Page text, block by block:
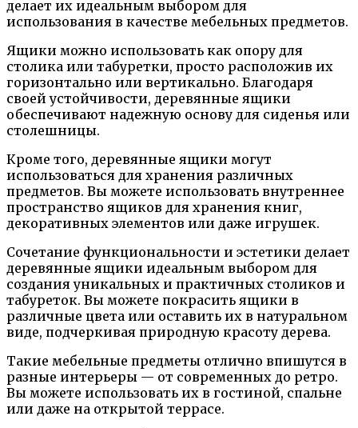
делает их идеальным выбором для
использования в качестве мебельных предметов.
Ящики можно использовать как опору для
столика или табуретки, просто расположив их
горизонтально или вертикально. Благодаря
своей устойчивости, деревянные ящики
обеспечивают надежную основу для сиденья или
столешницы.
Кроме того, деревянные ящики могут
использоваться для хранения различных
предметов. Вы можете использовать внутреннее
пространство ящиков для хранения книг,
декоративных элементов или даже игрушек.
Сочетание функциональности и эстетики делает
деревянные ящики идеальным выбором для
создания уникальных и практичных столиков и
табуреток. Вы можете покрасить ящики в
различные цвета или оставить их в натуральном
виде, подчеркивая природную красоту дерева.
Такие мебельные предметы отлично впишутся в
разные интерьеры — от современных до ретро.
Вы можете использовать их в гостиной, спальне
или даже на открытой террасе.